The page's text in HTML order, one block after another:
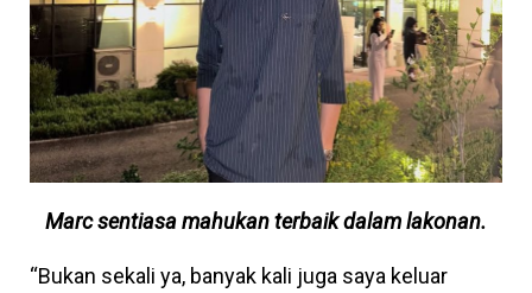
Marc sentiasa mahukan terbaik dalam lakonan.
“Bukan sekali ya, banyak kali juga saya keluar